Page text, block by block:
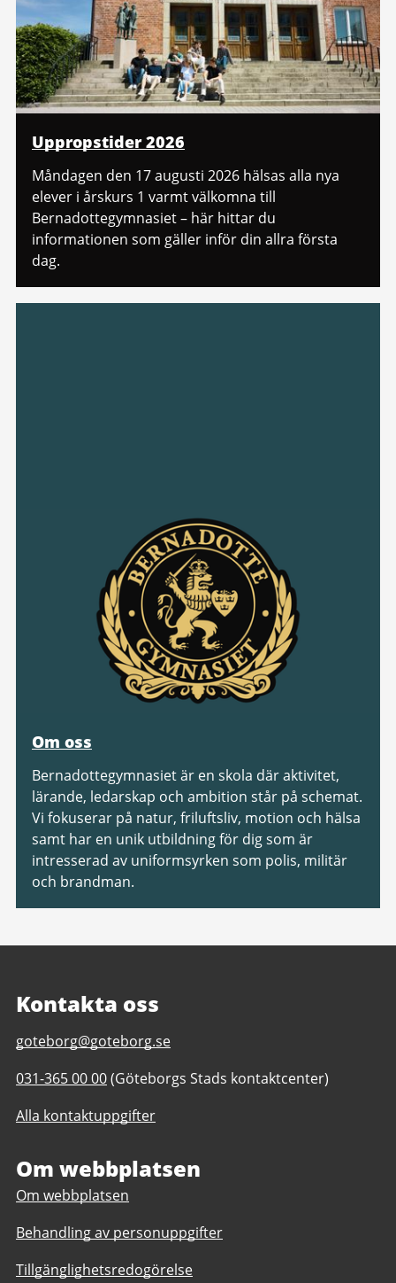
Uppropstider 2026
Måndagen den 17 augusti 2026 hälsas alla nya
elever i årskurs 1 varmt välkomna till
Bernadottegymnasiet – här hittar du
informationen som gäller inför din allra första
dag.
Om oss
Bernadottegymnasiet är en skola där aktivitet,
lärande, ledarskap och ambition står på schemat.
Vi fokuserar på natur, friluftsliv, motion och hälsa
samt har en unik utbildning för dig som är
intresserad av uniformsyrken som polis, militär
och brandman.
Kontakta oss
E-
till
Kontakta
Göteborgs
goteborg@goteborg.se
Telefonnummer
Kontakta
Stad
031-365 00 00(Göteborgs Stads kontaktcenter)
Alla kontaktuppgifter
Om webbplatsen
Om webbplatsen
Behandling av personuppgifter
Tillgänglighetsredogörelse